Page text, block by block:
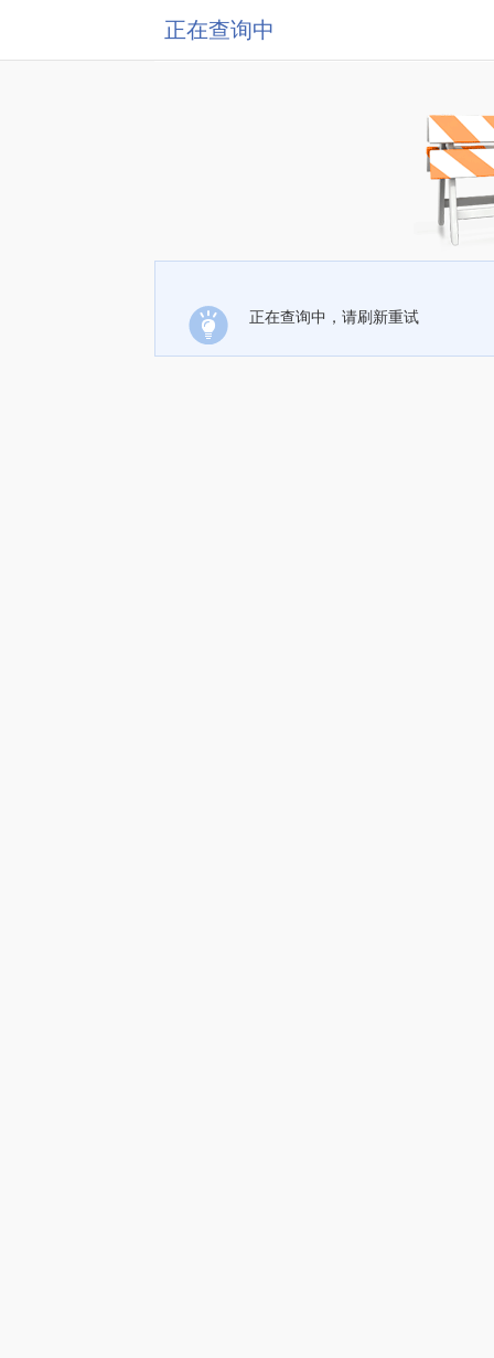
正在查询中
正在查询中，请刷新重试